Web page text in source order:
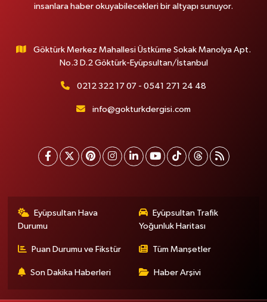
insanlara haber okuyabilecekleri bir altyapı sunuyor.
Göktürk Merkez Mahallesi Üstküme Sokak Manolya Apt.
No.3 D.2 Göktürk-Eyüpsultan/İstanbul
0212 322 17 07 - 0541 271 24 48
info@gokturkdergisi.com
Eyüpsultan Hava
Durumu
Eyüpsultan Trafik
Yoğunluk Haritası
Puan Durumu ve Fikstür Tüm Manşetler
Son Dakika Haberleri Haber Arşivi